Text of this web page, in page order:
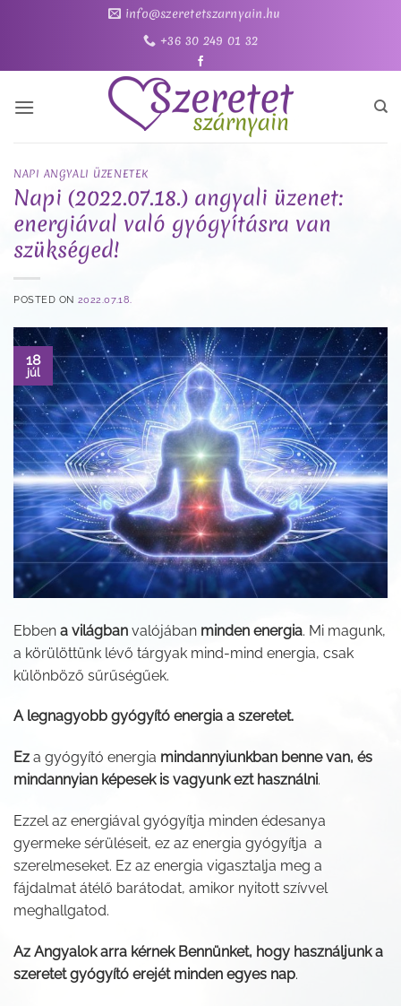
info@szeretetszarnyain.hu
+36 30 249 01 32
NAPI ANGYALI ÜZENETEK
Napi (2022.07.18.) angyali üzenet:
energiával való gyógyításra van
szükséged!
POSTED ON 2022.07.18.
18
júl
Ebben a világban valójában minden energia. Mi magunk,
a körülöttünk lévő tárgyak mind-mind energia, csak
különböző sűrűségűek.
A legnagyobb gyógyító energia a szeretet.
Ez a gyógyító energia mindannyiunkban benne van, és
mindannyian képesek is vagyunk ezt használni.
Ezzel az energiával gyógyítja minden édesanya
gyermeke sérüléseit, ez az energia gyógyítja a
szerelmeseket. Ez az energia vigasztalja meg a
fájdalmat átélő barátodat, amikor nyitott szívvel
meghallgatod.
Az Angyalok arra kérnek Bennünket, hogy használjunk a
szeretet gyógyító erejét minden egyes nap.